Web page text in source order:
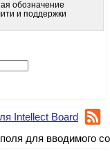
обозначение
и поддержки
Intellect Board
для вводимого